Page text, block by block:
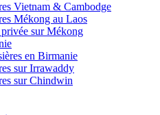
Vietnam & Cambodge
Mékong au Laos
privée sur Mékong
en Birmanie
sur Irrawaddy
sur Chindwin